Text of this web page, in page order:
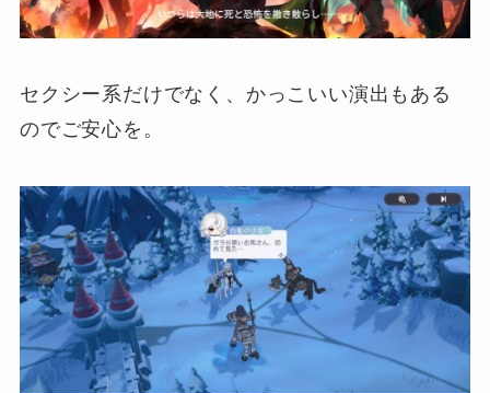
セクシー系だけでなく、かっこいい演出もある
のでご安心を。